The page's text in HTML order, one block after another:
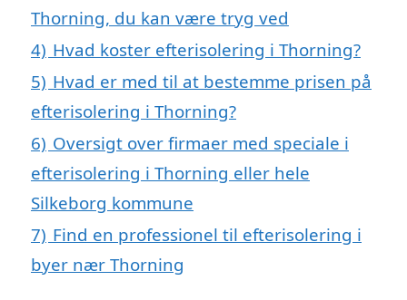
Thorning, du kan være tryg ved
4) Hvad koster efterisolering i Thorning?
5) Hvad er med til at bestemme prisen på
efterisolering i Thorning?
6) Oversigt over firmaer med speciale i
efterisolering i Thorning eller hele
Silkeborg kommune
7) Find en professionel til efterisolering i
byer nær Thorning